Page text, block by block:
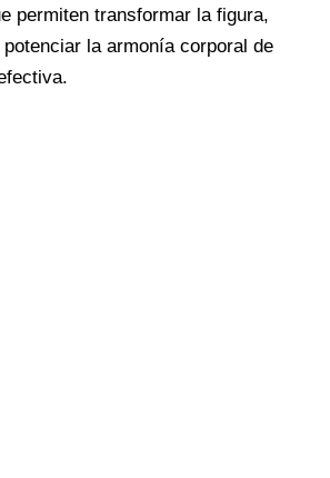
permiten transformar la figura,
la armonía corporal de